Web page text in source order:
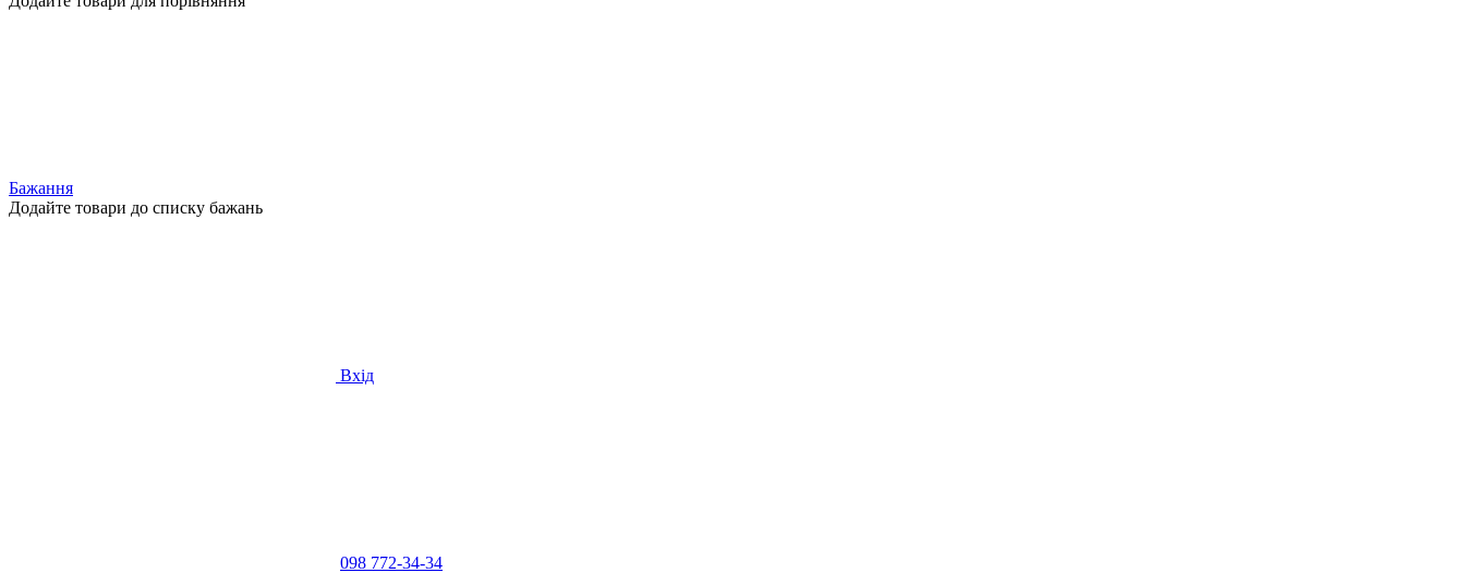
Бажання
Додайте товари до списку бажань
Вхід
098 772-34-34